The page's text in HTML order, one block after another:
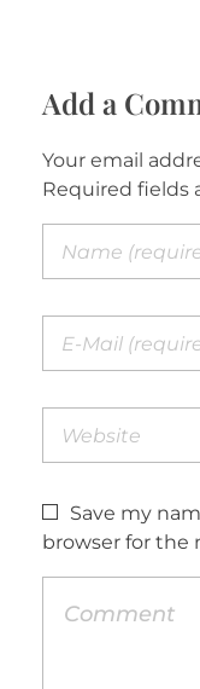
Add a
Your email
Required fields
Save my
browser for